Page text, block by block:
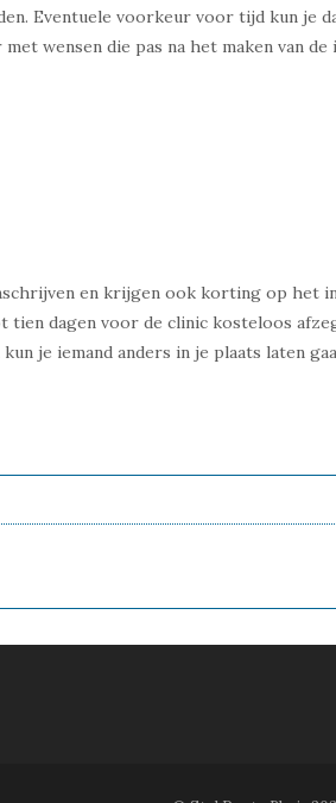
Eventuele voorkeur voor tijd kun je
wensen die pas na het maken van
en krijgen ook korting op het
dagen voor de clinic kosteloos
je iemand anders in je plaats laten